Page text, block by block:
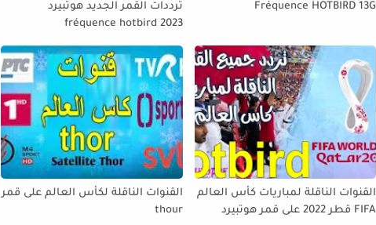
Fréquence HOTBIRD 13G
ترددات القمر الجديد هوتبيرد
fréquence hotbird 2023
القنوات الناقلة لمباريات كأس العالم
FIFA قطر 2022 على قمر هوتبيرد
القنوات الناقلة لكأس العالم على قمر
thour